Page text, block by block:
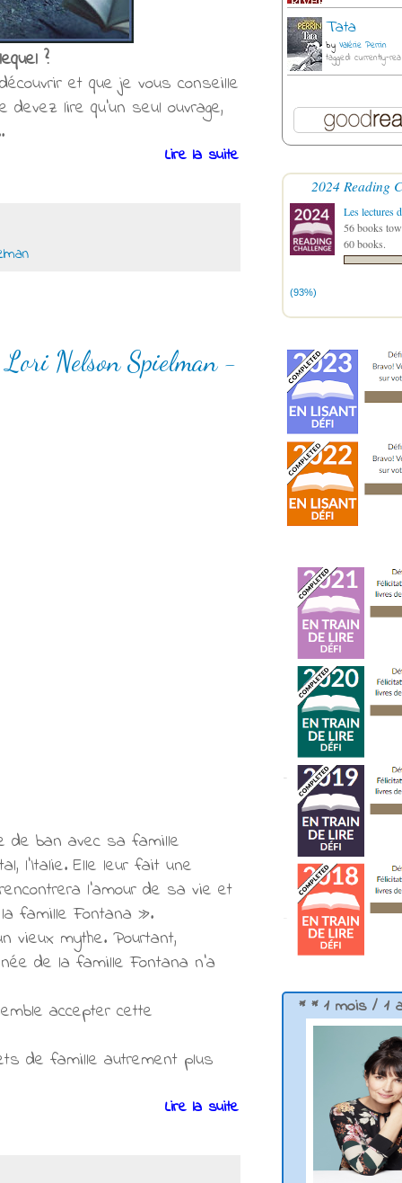
?
et que je vous conseille
lire qu'un seul ouvrage,
Lire la suite
Nelson Spielman -
de ban avec sa famille
l’Italie. Elle leur fait une
l’amour de sa vie et
famille Fontana ».
vieux mythe. Pourtant,
de la famille Fontana n’a
accepter cette
de famille autrement plus
Lire la suite
Tata
by Valérie Perrin
tagged: currently-
2024 Reading
Les lectures
56 books
60 books.
(93%)
* * 1 mois / 1